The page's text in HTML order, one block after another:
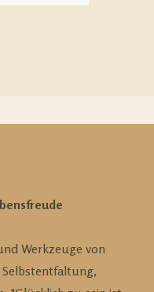
Werkzeuge von